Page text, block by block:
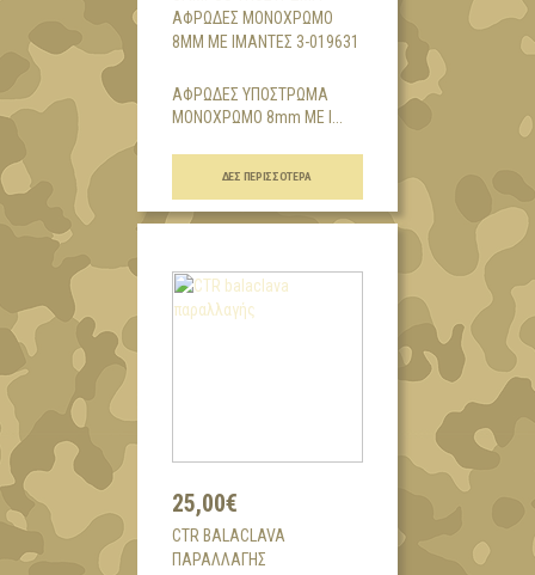
ΑΦΡΏΔΕΣ ΜΟΝΌΧΡΩΜΟ
8MM ΜΕ ΙΜΆΝΤΕΣ 3-019631
ΑΦΡΩΔΕΣ ΥΠΟΣΤΡΩΜΑ
ΜΟΝΟΧΡΩΜΟ 8mm ΜΕ Ι...
ΔΕΣ ΠΕΡΙΣΣΌΤΕΡΑ
25,00€
CTR BALACLAVA
ΠΑΡΑΛΛΑΓΉΣ